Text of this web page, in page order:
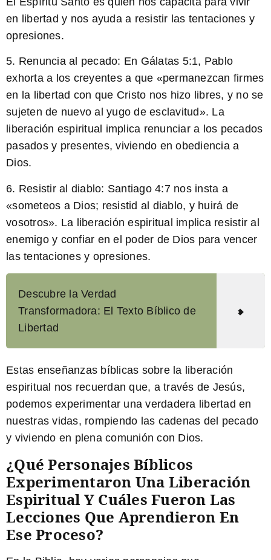
en libertad y nos ayuda a resistir las tentaciones y
opresiones.
5. Renuncia al pecado: En Gálatas 5:1, Pablo
exhorta a los creyentes a que «permanezcan firmes
en la libertad con que Cristo nos hizo libres, y no se
sujeten de nuevo al yugo de esclavitud». La
liberación espiritual implica renunciar a los pecados
pasados y presentes, viviendo en obediencia a
Dios.
6. Resistir al diablo: Santiago 4:7 nos insta a
«someteos a Dios; resistid al diablo, y huirá de
vosotros». La liberación espiritual implica resistir al
enemigo y confiar en el poder de Dios para vencer
las tentaciones y opresiones.
Descubre la Verdad
Transformadora: El Texto Bíblico de
Libertad
Estas enseñanzas bíblicas sobre la liberación
espiritual nos recuerdan que, a través de Jesús,
podemos experimentar una verdadera libertad en
nuestras vidas, rompiendo las cadenas del pecado
y viviendo en plena comunión con Dios.
¿Qué Personajes Bíblicos
Experimentaron Una Liberación
Espiritual Y Cuáles Fueron Las
Lecciones Que Aprendieron En
Ese Proceso?